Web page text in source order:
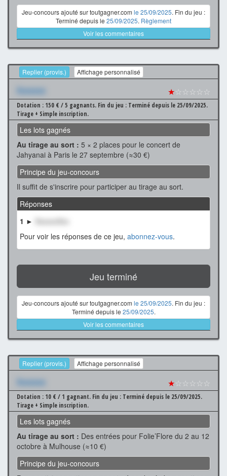
Jeu-concours ajouté sur toutgagner.com le 25/09/2025. Fin du jeu :
Terminé depuis le 25/09/2025. Règlement
Voir les commentaires
Replier (provis.) Affichage personnalisé
Xxxxxxx ★☆☆☆☆☆
Dotation : 150 € / 5 gagnants. Fin du jeu : Terminé depuis le 25/09/2025.
Tirage + Simple inscription.
Les lots gagnés
Au tirage au sort : 5 × 2 places pour le concert de
Jahyanai à Paris le 27 septembre (≈30 €)
Principe du jeu-concours
Il suffit de s'inscrire pour participer au tirage au sort.
Réponses
1 ►
Pour voir les réponses de ce jeu, abonnez-vous.
Jeu terminé
Jeu-concours ajouté sur toutgagner.com le 25/09/2025. Fin du jeu :
Terminé depuis le 25/09/2025.
Voir les commentaires
Replier (provis.) Affichage personnalisé
Xxxxxxx ★☆☆☆☆☆
Dotation : 10 € / 1 gagnant. Fin du jeu : Terminé depuis le 25/09/2025.
Tirage + Simple inscription.
Les lots gagnés
Au tirage au sort : Des entrées pour Folie’Flore du 2 au 12
octobre à Mulhouse (≈10 €)
Principe du jeu-concours